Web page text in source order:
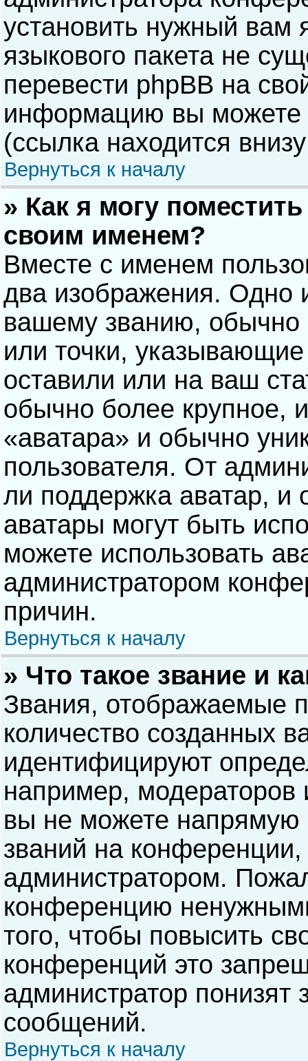
установить нужный вам
языкового пакета не
перевести phpBB на
информацию вы можете
(ссылка находится
Вернуться к началу
» Как я могу
своим именем?
Вместе с именем
два изображения. Одно
вашему званию, обычно
или точки,
оставили или на ваш
обычно более крупное,
«аватара» и обычно
пользователя. От
ли поддержка аватар, и
аватары могут быть
можете использовать
администратором
причин.
Вернуться к началу
» Что такое звание и
Звания, отображаемые
количество созданных
идентифицируют
например,
вы не можете напрямую
званий на
администратором.
конференцию
того, чтобы повысить
конференций это
администратор понизят
сообщений.
Вернуться к началу